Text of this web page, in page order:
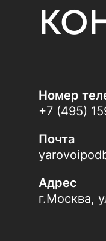
Номер
+7 (495)
Почта
Адрес
г.Москва,